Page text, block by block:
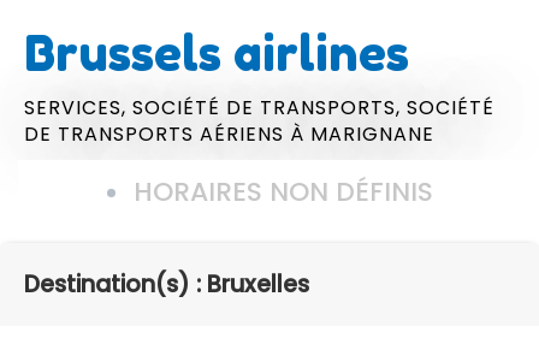
Brussels airlines
SERVICES, SOCIÉTÉ DE TRANSPORTS, SOCIÉTÉ
DE TRANSPORTS AÉRIENS À MARIGNANE
HORAIRES NON DÉFINIS
Destination(s) : Bruxelles